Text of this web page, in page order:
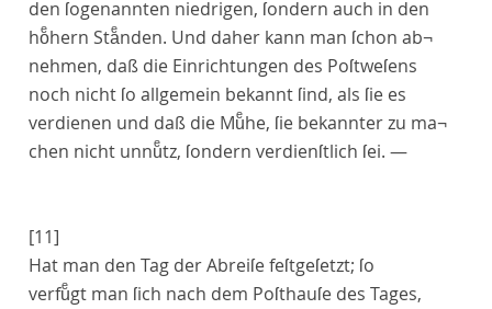
den ſogenannten niedrigen, ſondern auch in den
hoͤhern Staͤnden. Und daher kann man ſchon ab¬
nehmen, daß die Einrichtungen des Poſtweſens
noch nicht ſo allgemein bekannt ſind, als ſie es
verdienen und daß die Muͤhe, ſie bekannter zu ma¬
chen nicht unnuͤtz, ſondern verdienſtlich ſei. —
[11]
Hat man den Tag der Abreiſe feſtgeſetzt; ſo
verfuͤgt man ſich nach dem Poſthauſe des Tages,